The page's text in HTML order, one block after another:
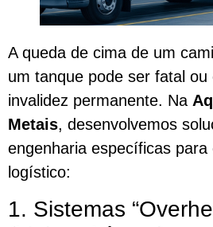
A queda de cima de um
um tanque pode ser fatal ou
invalidez permanente. Na
Metais, desenvolvemos
engenharia específicas para
logístico:
1. Sistemas